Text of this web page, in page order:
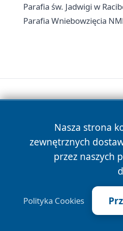
Parafia św. Jadwigi w
Parafia Wniebowzięcia
Nasza strona
zewnętrznych
przez naszych
Polityka Cookies